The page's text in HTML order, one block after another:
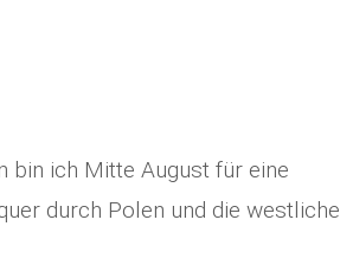
bin ich Mitte August für eine
durch Polen und die westliche